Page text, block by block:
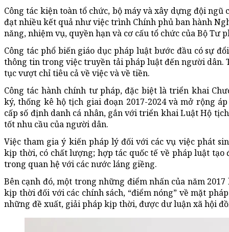
Công tác kiện toàn tổ chức, bộ máy và xây dựng đội ngũ
đạt nhiều kết quả như việc trình Chính phủ ban hành
năng, nhiệm vụ, quyền hạn và cơ cấu tổ chức của Bộ Tư
Công tác phổ biến giáo dục pháp luật bước đầu có sự
thông tin trong việc truyền tải pháp luật đến người dân.
tục vượt chỉ tiêu cả về việc và về tiền.
Công tác hành chính tư pháp, đặc biệt là triển khai
ký, thống kê hộ tịch giai đoạn 2017-2024 và mở rộng
cấp số định danh cá nhân, gắn với triển khai Luật Hộ
tốt nhu cầu của người dân.
Việc tham gia ý kiến pháp lý đối với các vụ việc phát
kịp thời, có chất lượng; hợp tác quốc tế về pháp luật
trong quan hệ với các nước láng giềng.
Bên cạnh đó, một trong những điểm nhấn của năm
kịp thời đối với các chính sách, “điểm nóng” về mặt
những đề xuất, giải pháp kịp thời, được dư luận xã hội